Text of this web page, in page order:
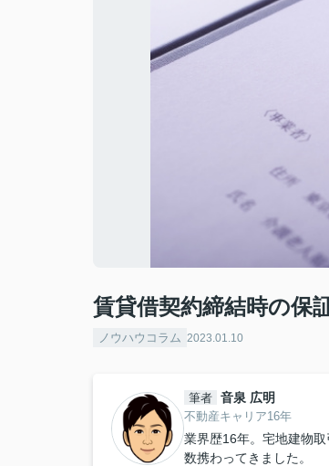
賃貸借契約締結時の保
ノウハウコラム 2023.01.10
筆者 音泉 広明
不動産キャリア16年
業界歴16年。宅地建物
数携わってきました。